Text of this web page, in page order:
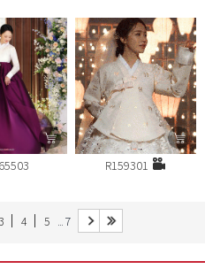
R159301
3 4 5 ... 7